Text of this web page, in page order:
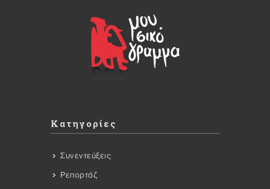
Κατηγορίες
Συνεντεύξεις
Ρεπορτάζ